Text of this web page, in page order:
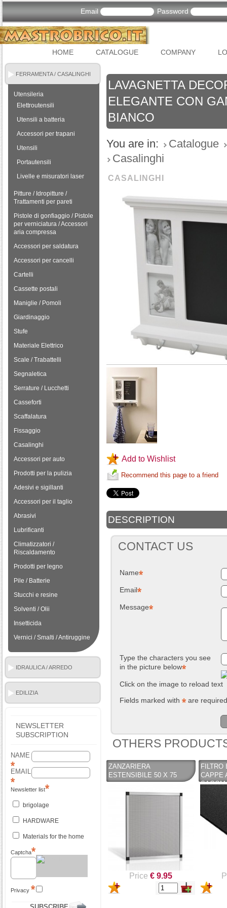
Email Password
HOME CATALOGUE COMPANY
FERRAMENTA / CASALINGHI
Utensileria
Elettroutensili
Utensili a batteria
Accessori per trapani
Utensili
Portautensili
Livelle e misuratori laser
Pitture / Idropitture /
Trattamenti per pareti
Pistole di gonfiaggio / Pistole
per verniciatura / Accessori
aria compressa
Accessori per saldatura
Accessori per cancelli
Cartelli
Cassette postali
Maniglie / Pomoli
Giardinaggio
Stufe
Materiale Elettrico
Scale / Trabattelli
Segnaletica
Serrature / Lucchetti
Casseforti
Scaffalatura
Fissaggio
Casalinghi
Accessori per auto
Prodotti per la pulizia
Adesivi e sigillanti
Accessori per il taglio
Abrasivi
Lubrificanti
Climatizzatori /
Riscaldamento
Prodotti per legno
Pile / Batterie
Stucchi e resine
Solventi / Olii
Insetticida
Vernici / Smalti / Antiruggine
IDRAULICA / ARREDO
BAGNO
EDILIZIA
NEWSLETTER
SUBSCRIPTION
NAME
EMAIL
Newsletter list
brigolage
HARDWARE
Materials for the home
Captcha
Privacy
LAVAGNETTA
ELEGANTE CON
BIANCO
You are in:
Catalogue
Casalinghi
CASALINGHI
Add to Wishlist
Recommend this page to a friend
DESCRIPTION
CONTACT US
Name
Email
Message
Type the characters you see
in the picture below
Click on the image to reload text
Fields marked with
are required
OTHERS
ZANZARIERA
ESTENSIBILE 50 X 75
Price € 9.95
FILTRO
CAPPE